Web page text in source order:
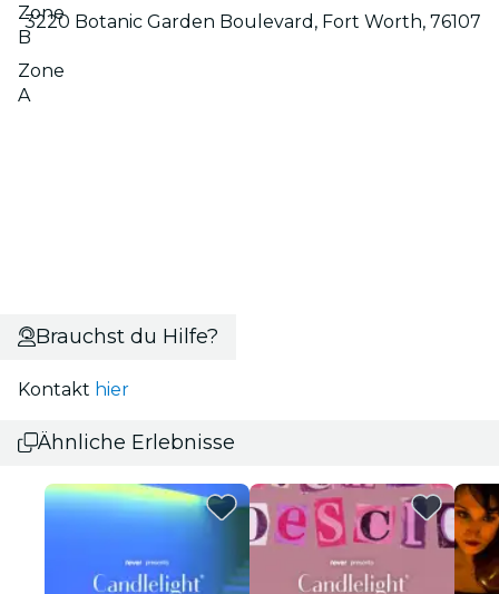
Zone
B
Zone
A
3220 Botanic Garden Boulevard, Fort Worth, 76107
Brauchst du Hilfe?
Kontakt hier
Ähnliche Erlebnisse